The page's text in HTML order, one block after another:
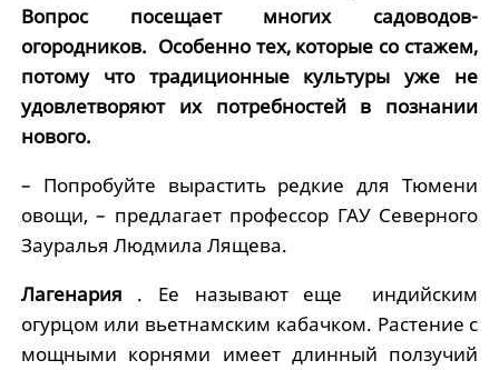
Вопрос посещает многих садоводов-
огородников. Особенно тех, которые со стажем,
потому что традиционные культуры уже не
удовлетворяют их потребностей в познании
нового.
– Попробуйте вырастить редкие для Тюмени
овощи, – предлагает профессор ГАУ Северного
Зауралья Людмила Лящева.
Лагенария . Ее называют еще индийским
огурцом или вьетнамским кабачком. Растение с
мощными корнями имеет длинный ползучий